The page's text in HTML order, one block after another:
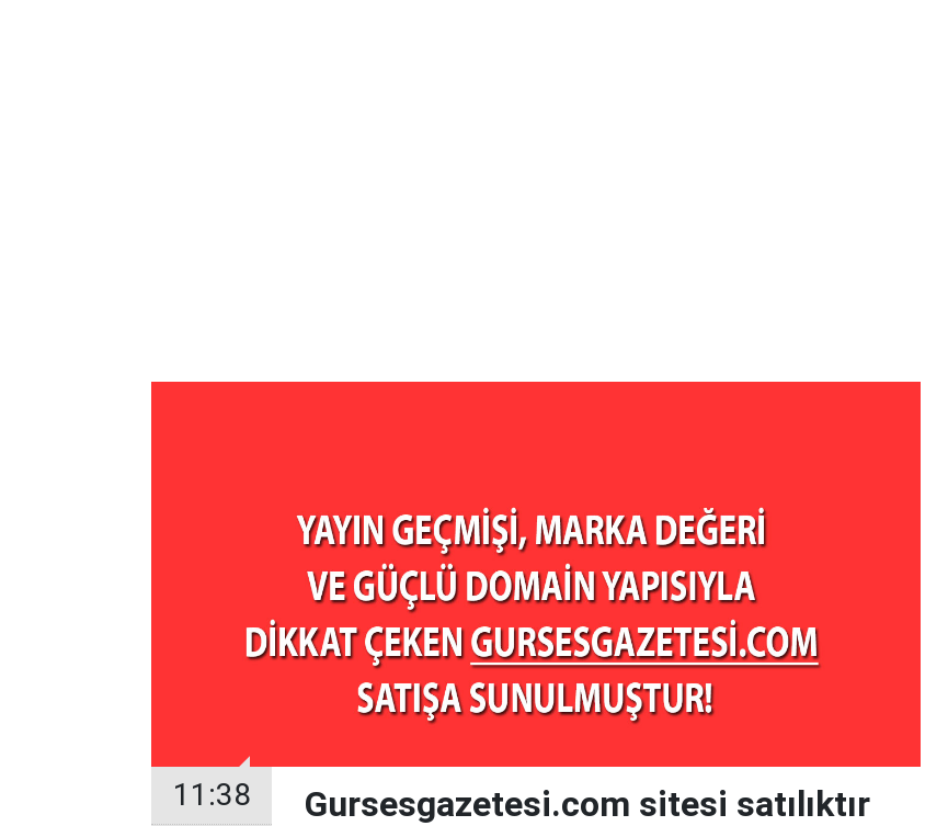
11:38 Gursesgazetesi.com sitesi satılıktır